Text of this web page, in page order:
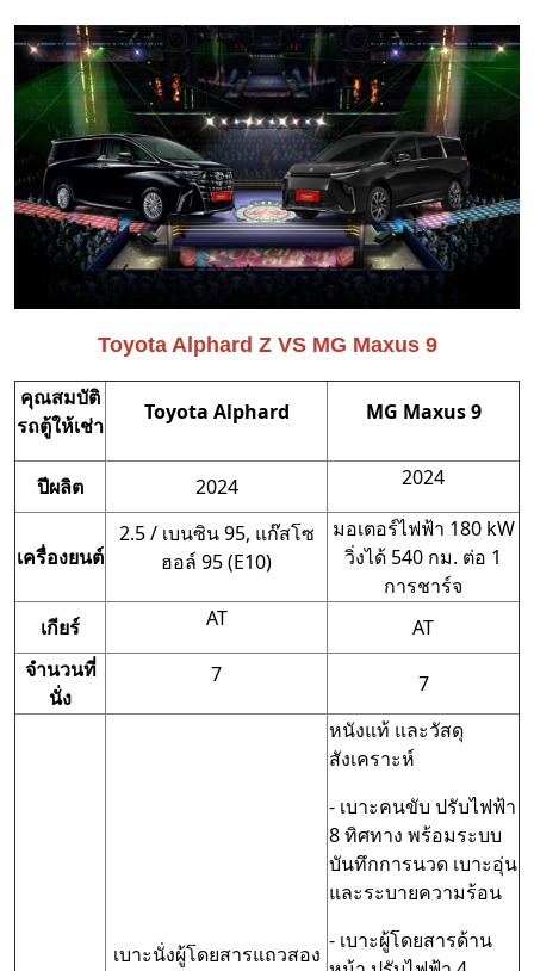
Toyota Alphard Z VS MG Maxus 9
คุณสมบัติ
รถตู้ให้เช่า
Toyota Alphard MG Maxus 9
ปีผลิต 2024 2024
เครื่องยนต์
2.5 / เบนซิน 95, แก๊สโซ
ฮอล์ 95 (E10)
มอเตอร์ไฟฟ้า 180 kW
วิ่งได้ 540 กม. ต่อ 1
การชาร์จ
เกียร์
AT
AT
จำนวนที่
นั่ง
7 7
เบาะนั่งผู้โดยสารแถวสอง
หนังแท้ และวัสดุ
สังเคราะห์
- เบาะคนขับ ปรับไฟฟ้า
8 ทิศทาง พร้อมระบบ
บันทึกการนวด เบาะอุ่น
และระบายความร้อน
- เบาะผู้โดยสารด้าน